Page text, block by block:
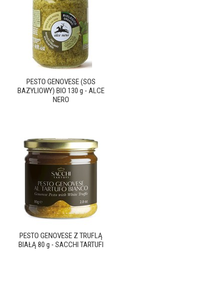
PESTO GENOVESE (SOS
BAZYLIOWY) BIO 130 g - ALCE
NERO
PESTO GENOVESE Z TRUFLĄ
BIAŁĄ 80 g - SACCHI TARTUFI